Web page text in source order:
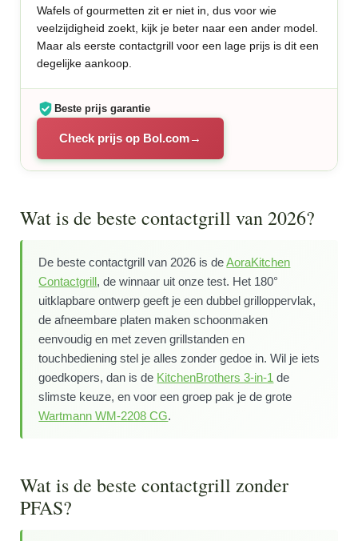
Wafels of gourmetten zit er niet in, dus voor wie
veelzijdigheid zoekt, kijk je beter naar een ander model.
Maar als eerste contactgrill voor een lage prijs is dit een
degelijke aankoop.
Beste prijs garantie
Check prijs op Bol.com
Wat is de beste contactgrill van 2026?
De beste contactgrill van 2026 is deAoraKitchen
Contactgrill, de winnaar uit onze test. Het 180°
uitklapbare ontwerp geeft je een dubbel grilloppervlak,
de afneembare platen maken schoonmaken
eenvoudig en met zeven grillstanden en
touchbediening stel je alles zonder gedoe in. Wil je iets
goedkopers, dan is de KitchenBrothers 3-in-1 de
slimste keuze, en voor een groep pak je de grote
Wartmann WM-2208 CG.
Wat is de beste contactgrill zonder
PFAS?